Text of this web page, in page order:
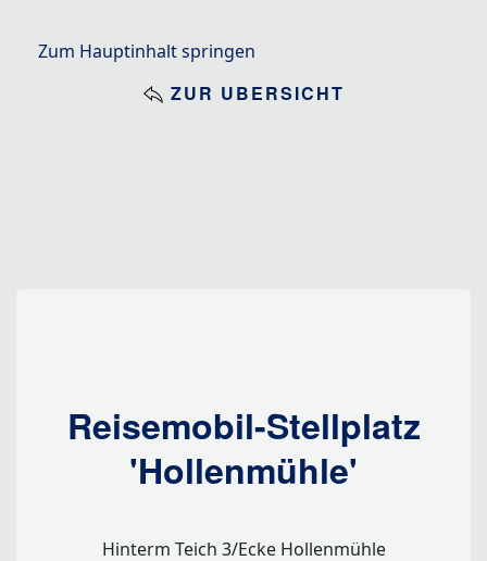
Zum Hauptinhalt springen
ZUR ÜBERSICHT
Reisemobil-Stellplatz
'Hollenmühle'
Hinterm Teich 3/Ecke Hollenmühle